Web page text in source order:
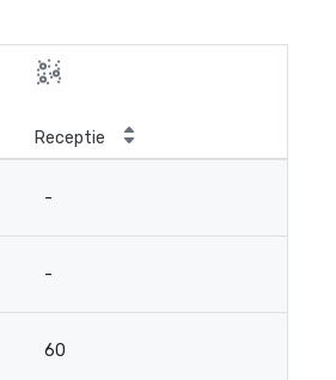
Receptie
-
-
60